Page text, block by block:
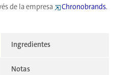
de la empresa Chronobrands.
Ingredientes
Notas